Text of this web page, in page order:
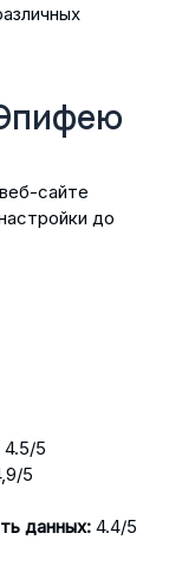
сайте
до
4.5/5
5
данных: 4.4/5